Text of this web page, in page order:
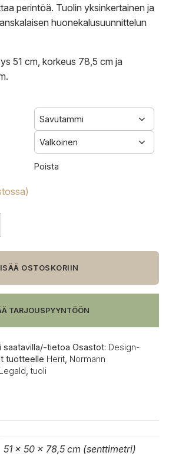
perintöä. Tuolin yksinkertainen ja
huonekalusuunnittelun
51 cm, korkeus 78,5 cm ja
Poista
OSTOSKORIIN
TARJOUSPYYNTÖÖN
saatavilla/-tietoa Osastot: Design-
tuotteelle Herit Normann
,tuoli
51 × 50 × 78,5 cm (senttimetri)